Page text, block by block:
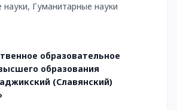
Гуманитарные науки
образовательное
образования
(Славянский)